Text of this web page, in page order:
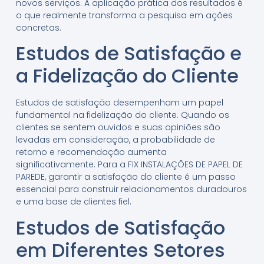
novos serviços. A aplicação prática dos resultados é
o que realmente transforma a pesquisa em ações
concretas.
Estudos de Satisfação e
a Fidelização do Cliente
Estudos de satisfação desempenham um papel
fundamental na fidelização do cliente. Quando os
clientes se sentem ouvidos e suas opiniões são
levadas em consideração, a probabilidade de
retorno e recomendação aumenta
significativamente. Para a FIX INSTALAÇÕES DE PAPEL DE
PAREDE, garantir a satisfação do cliente é um passo
essencial para construir relacionamentos duradouros
e uma base de clientes fiel.
Estudos de Satisfação
em Diferentes Setores